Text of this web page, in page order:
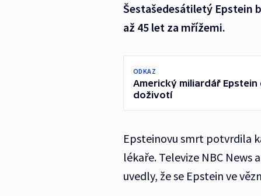
Šestašedesátiletý Epstein
až 45 let za mřížemi.
ODKAZ
Americký miliardář
doživotí
Epsteinovu smrt potvrdila
lékaře. Televize NBC News
uvedly, že se Epstein ve